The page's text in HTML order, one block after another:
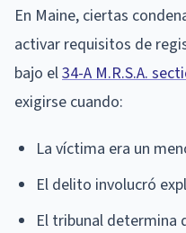
En Maine, ciertas
activar requisitos de
bajo el34-A M.R.S.A.
exigirse cuando:
La víctima era un
El delito involucró
El tribunal determina